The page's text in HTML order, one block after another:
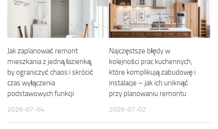
Jak zaplanować remont
mieszkania z jedną łazienką,
by ograniczyć chaos i skrócić
czas wyłączenia
podstawowych funkcji
2026-07-04
Najczęstsze błędy w
kolejności prac kuchennych,
które komplikują zabudowę i
instalacje – jak ich uniknąć
przy planowaniu remontu
2026-07-02